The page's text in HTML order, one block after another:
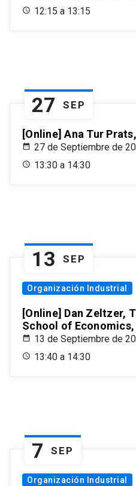
12:15 a 13:15
27 SEP
[Online] Ana Tur
27 de Septiembre de
13:30 a 14:30
13 SEP
Organización Industrial
[Online] Dan Zeltzer,
School of
13 de Septiembre de
13:40 a 14:30
7 SEP
Organización Industrial